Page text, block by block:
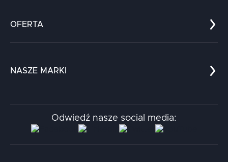
Kariera
Kontakt
OFERTA
Chatboty
NASZE MARKI
Aidapta
AI & NLP Day
Odwiedź nasze social media: